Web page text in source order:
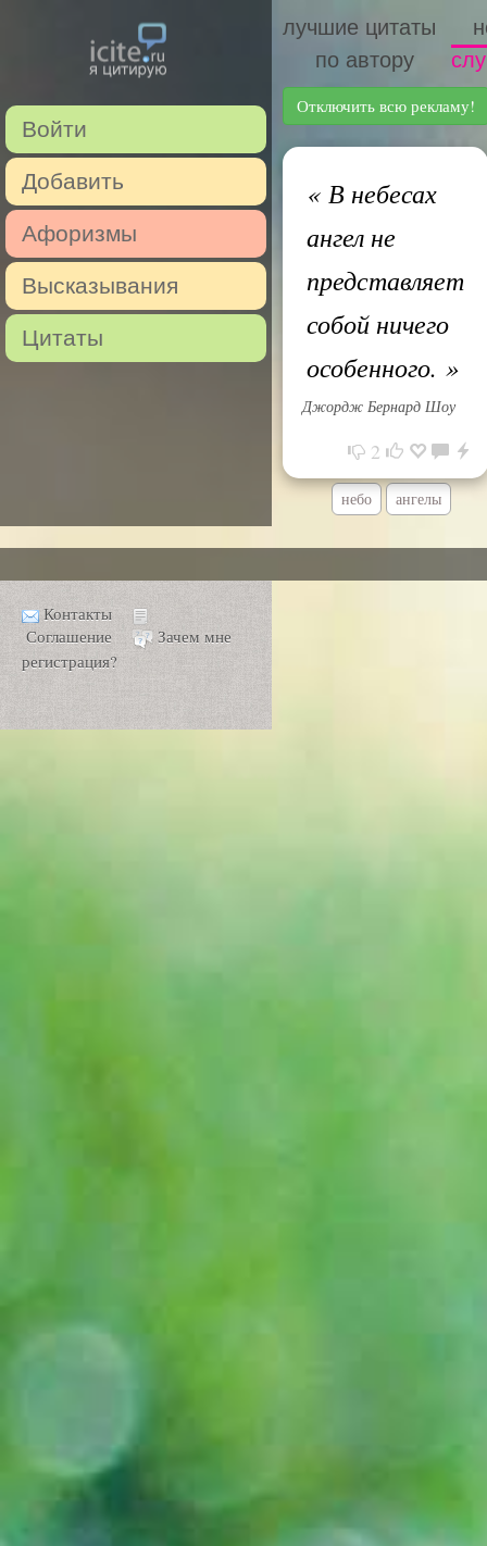
Войти
Добавить
Афоризмы
Высказывания
Цитаты
лучшие цитаты
по автору
Отключить всю рекламу!
«В небесах
ангел не
представляет
собой ничего
особенного. »
Джордж Бернард Шоу
2
небо ангелы
Контакты
Соглашение
Зачем мне
регистрация?